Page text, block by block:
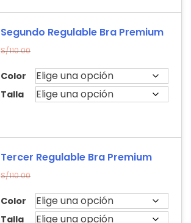
Segundo Regulable Bra Premium
S/110.00
Color
Talla
Tercer Regulable Bra Premium
S/110.00
Color
Talla